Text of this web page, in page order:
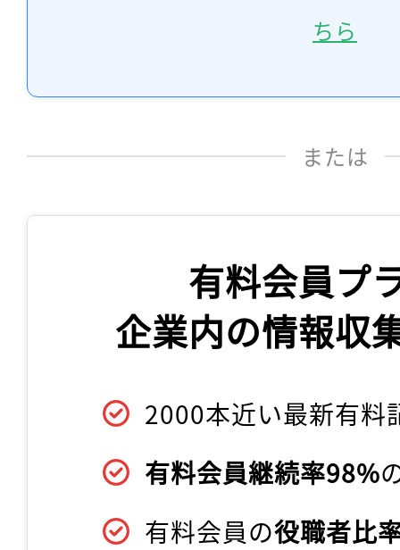
ちら
または
有料会員プ
企業内の情報収
2000本近い最新有料
有料会員継続率98%
有料会員の役職者比